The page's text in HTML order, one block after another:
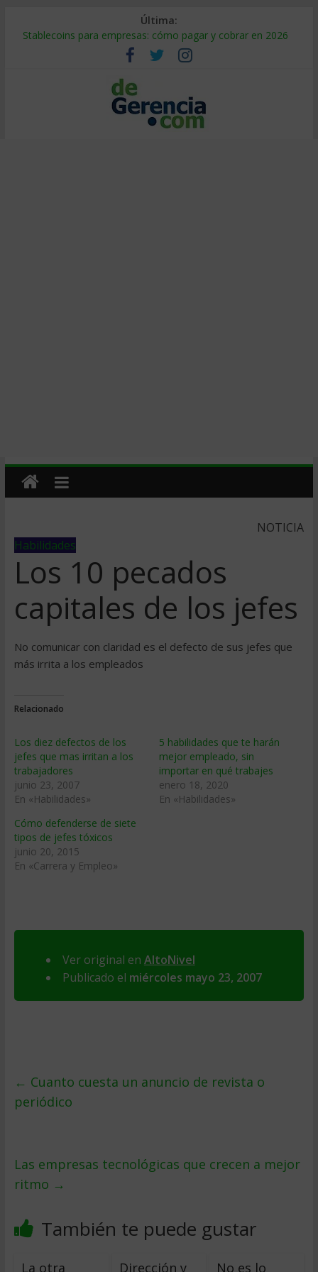
Última:
Stablecoins para empresas: cómo pagar y cobrar en 2026
Despido silencioso: qué es y por qué sale tan caro
IA en selección de personal: cómo auditarla a tiempo
Trabajo forzoso en la cadena de suministro: qué hacer
Mercado hispano de EE. UU.: cómo segmentarlo y venderle
NOTICIA
Habilidades
Los 10 pecados
capitales de los jefes
No comunicar con claridad es el defecto de sus jefes que
más irrita a los empleados
Relacionado
Los diez defectos de los
jefes que mas irritan a los
trabajadores
junio 23, 2007
En «Habilidades»
5 habilidades que te harán
mejor empleado, sin
importar en qué trabajes
enero 18, 2020
En «Habilidades»
Cómo defenderse de siete
tipos de jefes tóxicos
junio 20, 2015
En «Carrera y Empleo»
Ver original en AltoNivel
Publicado el miércoles mayo 23, 2007
← Cuanto cuesta un anuncio de revista o
periódico
Las empresas tecnológicas que crecen a mejor
ritmo →
También te puede gustar
La otra Dirección y No es lo